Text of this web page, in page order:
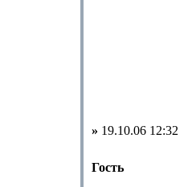
» 19.10.06 12:32
Гость